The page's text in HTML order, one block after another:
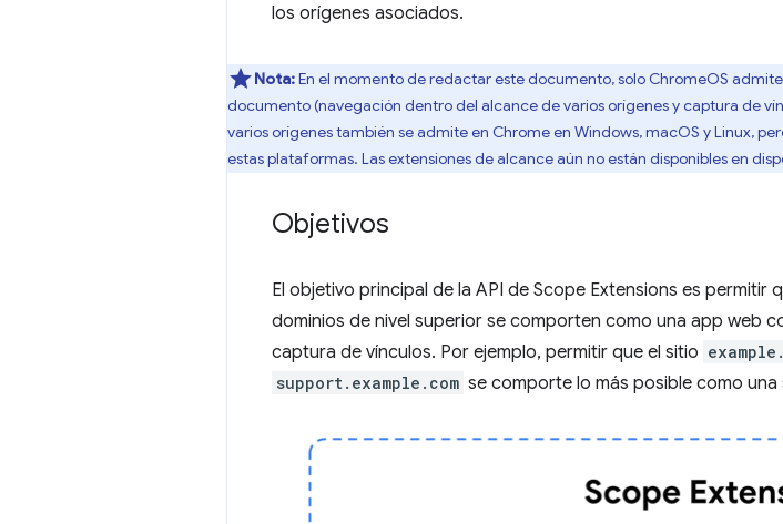
los orígenes asociados.
Nota:En el momento de redactar este documento, solo ChromeOS
documento (navegación dentro del alcance de varios orígenes y captura de
varios orígenes también se admite en Chrome en Windows, macOS y Linux,
estas plataformas. Las extensiones de alcance aún no están disponibles en
Objetivos
El objetivo principal de la API de Scope Extensions es
dominios de nivel superior se comporten como una app web
captura de vínculos. Por ejemplo, permitir que el sitio
support.example.com se comporte lo más posible como una